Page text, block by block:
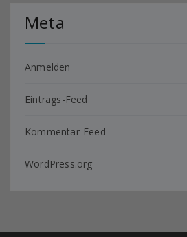
Meta
Anmelden
Eintrags-Feed
Kommentar-Feed
WordPress.org